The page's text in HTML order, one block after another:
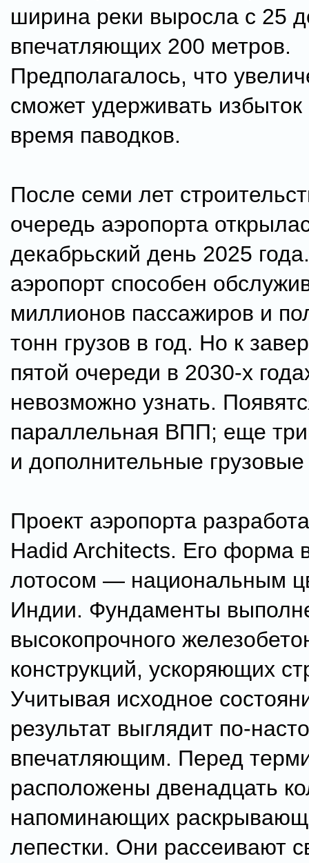
ширина реки выросла с 25
впечатляющих 200 метров.
Предполагалось, что
сможет удерживать
время паводков.
После семи лет
очередь аэропорта
декабрьский день 2025
аэропорт способен
миллионов пассажиров и
тонн грузов в год. Но к
пятой очереди в 2030-х
невозможно узнать.
параллельная ВПП; еще
и дополнительные
Проект аэропорта
Hadid Architects. Его форма
лотосом — национальным
Индии. Фундаменты
высокопрочного
конструкций, ускоряющих
Учитывая исходное
результат выглядит по-
впечатляющим. Перед
расположены двенадцать
напоминающих
лепестки. Они рассеивают